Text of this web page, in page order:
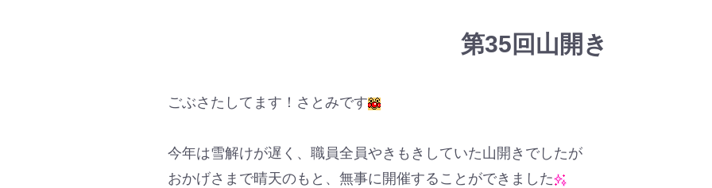
第35回山開き
ごぶさたしてます！さとみです
今年は雪解けが遅く、職員全員やきもきしていた山開きでしたが
おかげさまで晴天のもと、無事に開催することができました